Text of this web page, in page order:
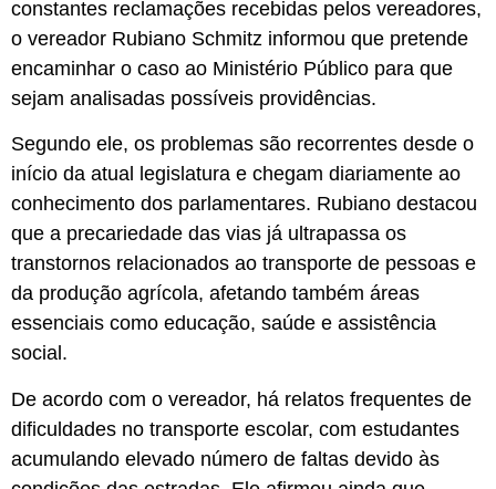
constantes reclamações recebidas pelos vereadores,
o vereador Rubiano Schmitz informou que pretende
encaminhar o caso ao Ministério Público para que
sejam analisadas possíveis providências.
Segundo ele, os problemas são recorrentes desde o
início da atual legislatura e chegam diariamente ao
conhecimento dos parlamentares. Rubiano destacou
que a precariedade das vias já ultrapassa os
transtornos relacionados ao transporte de pessoas e
da produção agrícola, afetando também áreas
essenciais como educação, saúde e assistência
social.
De acordo com o vereador, há relatos frequentes de
dificuldades no transporte escolar, com estudantes
acumulando elevado número de faltas devido às